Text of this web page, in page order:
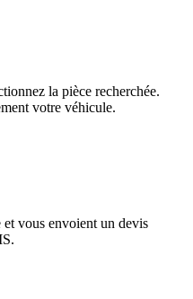
la pièce recherchée.
votre véhicule.
vous envoient un devis